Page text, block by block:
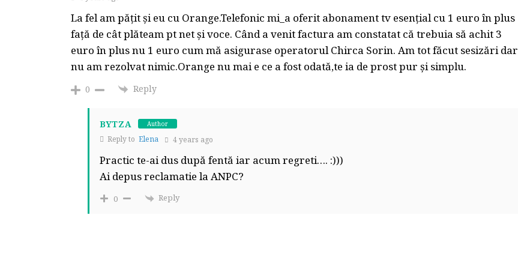
La fel am pățit și eu cu Orange.Telefonic mi_a oferit abonament tv esențial cu 1 euro în plus
față de cât plăteam pt net și voce. Când a venit factura am constatat că trebuia să achit 3
euro în plus nu 1 euro cum mă asigurase operatorul Chirca Sorin. Am tot făcut sesizări dar
nu am rezolvat nimic.Orange nu mai e ce a fost odată,te ia de prost pur și simplu.
0 Reply
BYTZA Author
Reply to Elena 4 years ago
Practic te-ai dus după fentă iar acum regreti…. :)))
Ai depus reclamatie la ANPC?
0 Reply